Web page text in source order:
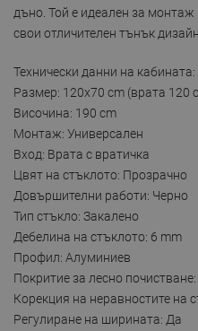
дъно. Той е идеален за
свои отличителен тънък дизайн.
Технически данни на кабината:
Размер: 120x70 cm (врата 120
Височина: 190 cm
Монтаж: Универсален
Вход: Врата с вратичка
Цвят на стъклото: Прозрачно
Довършителни работи: Черно
Тип стъкло: Закалено
Дебелина на стъклото: 6 mm
Профил: Алуминиев
Покритие за лесно
Корекция на неравностите на
Регулиране на ширината: Да